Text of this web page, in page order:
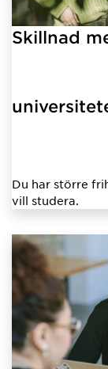
Skillnad
Du har större
vill studera.